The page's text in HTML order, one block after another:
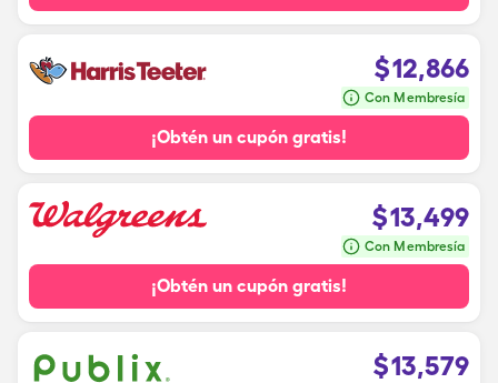
$12,866
Con Membresía
¡Obtén un cupón gratis!
$13,499
Con Membresía
¡Obtén un cupón gratis!
$13,579